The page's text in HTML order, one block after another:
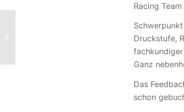
Racing
Druckstufe,
Ganz
Das
schon